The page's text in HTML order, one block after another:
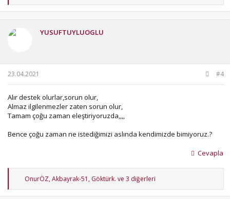
p
YUSUFTUYLUOGLU
23.04.2021 #4
Alır destek olurlar,sorun olur,
Almaz ilgilenmezler zaten sorun olur,
Tamam çoğu zaman eleştiriyoruzda,,,,
Bence çoğu zaman ne istediğimizi aslında kendimizde bimiyoruz.?
Cevapla
T
p
OnurÖZ,Akbayrak-51 , Göktürk. ve 3 diğerleri